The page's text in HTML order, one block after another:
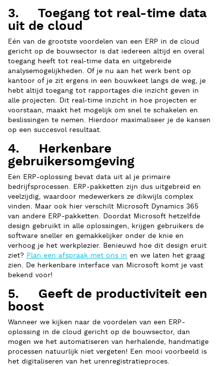
3. Toegang tot real-time data
uit de cloud
Eén van de grootste voordelen van een ERP in de cloud
gericht op de bouwsector is dat iedereen altijd en overal
toegang heeft tot real-time data en uitgebreide
analysemogelijkheden. Of je nu aan het werk bent op
kantoor of je zit ergens in een bouwkeet langs de weg, je
hebt altijd toegang tot rapportages die inzicht geven in
alle projecten. Dit real-time inzicht in hoe projecten er
voorstaan, maakt het mogelijk om snel te schakelen en
beslissingen te nemen. Hierdoor maximaliseer je de kansen
op een succesvol resultaat.
4. Herkenbare
gebruikersomgeving
Een ERP-oplossing bevat data uit al je primaire
bedrijfsprocessen. ERP-pakketten zijn dus uitgebreid en
veelzijdig, waardoor medewerkers ze dikwijls complex
vinden. Maar ook hier verschilt Microsoft Dynamics 365
van andere ERP-pakketten. Doordat Microsoft hetzelfde
design gebruikt in alle oplossingen, krijgen gebruikers de
software sneller en gemakkelijker onder de knie en
verhoog je het werkplezier. Benieuwd hoe dit design eruit
ziet? Plan een afspraak met ons in en we laten het graag
zien. De herkenbare interface van Microsoft komt je vast
bekend voor!
5. Geeft de productiviteit een
boost
Wanneer we kijken naar de voordelen van een ERP-
oplossing in de cloud gericht op de bouwsector, dan
mogen we het automatiseren van herhalende, handmatige
processen natuurlijk niet vergeten! Een mooi voorbeeld is
het digitaliseren van het urenregistratieproces.